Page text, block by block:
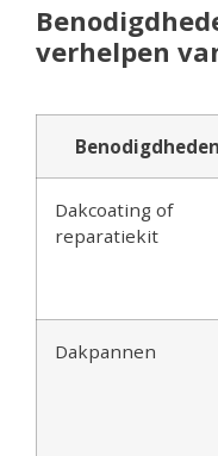
verhelpen
Benodigdheden
Dakcoating of
reparatiekit
Dakpannen